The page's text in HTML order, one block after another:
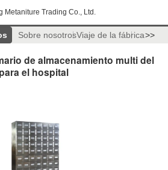
Metaniture Trading Co., Ltd.
Sobre nosotrosViaje de la fábrica>>
de almacenamiento multi del
el hospital